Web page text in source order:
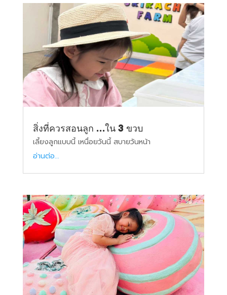
สิ่งที่ควรสอนลูก …ใน 3 ขวบ
เลี้ยงลูกแบบนี้ เหนื่อยวันนี้ สบายวันหน้า
อ่านต่อ...